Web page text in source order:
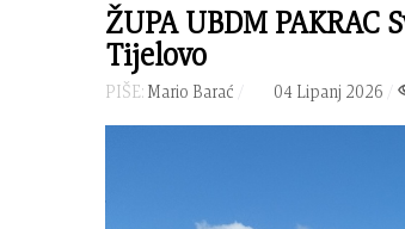
ŽUPA UBDM
Tijelovo
PIŠE: Mario Barać 04 Lipanj 2026